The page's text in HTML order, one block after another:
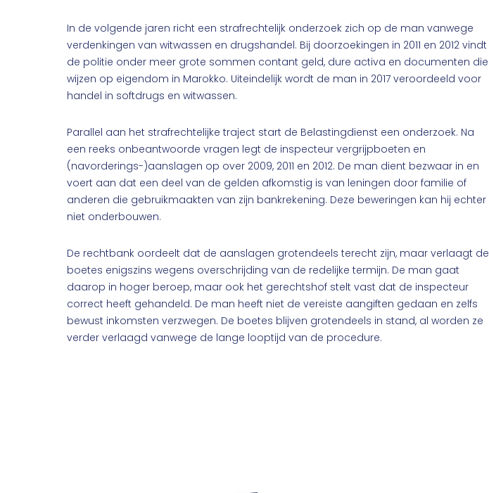
In de volgende jaren richt een strafrechtelijk onderzoek zich op de man vanwege
verdenkingen van witwassen en drugshandel. Bij doorzoekingen in 2011 en 2012 vindt
de politie onder meer grote sommen contant geld, dure activa en documenten die
wijzen op eigendom in Marokko. Uiteindelijk wordt de man in 2017 veroordeeld voor
handel in softdrugs en witwassen.
Parallel aan het strafrechtelijke traject start de Belastingdienst een onderzoek. Na
een reeks onbeantwoorde vragen legt de inspecteur vergrijpboeten en
(navorderings-)aanslagen op over 2009, 2011 en 2012. De man dient bezwaar in en
voert aan dat een deel van de gelden afkomstig is van leningen door familie of
anderen die gebruikmaakten van zijn bankrekening. Deze beweringen kan hij echter
niet onderbouwen.
De rechtbank oordeelt dat de aanslagen grotendeels terecht zijn, maar verlaagt de
boetes enigszins wegens overschrijding van de redelijke termijn. De man gaat
daarop in hoger beroep, maar ook het gerechtshof stelt vast dat de inspecteur
correct heeft gehandeld. De man heeft niet de vereiste aangiften gedaan en zelfs
bewust inkomsten verzwegen. De boetes blijven grotendeels in stand, al worden ze
verder verlaagd vanwege de lange looptijd van de procedure.